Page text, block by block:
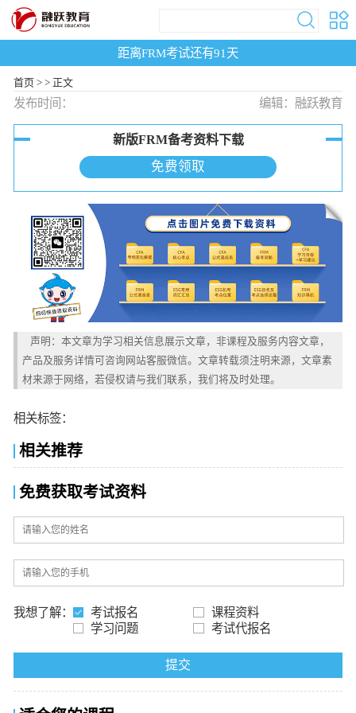
距离FRM考试还有91 天
首页> > 正文
发布时间： 编辑：融跃教育
新版FRM备考资料下载
免费领取
声明：本文章为学习相关信息展示文章，非课程及服务内容文章，
产品及服务详情可咨询网站客服微信。文章转载须注明来源，文章素
材来源于网络，若侵权请与我们联系，我们将及时处理。
相关标签：
相关推荐
免费获取考试资料
我想了解： 考试报名
课程资料
学习问题
考试代报名
提交